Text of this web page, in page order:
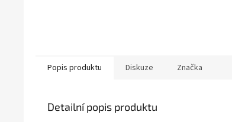
Popis produktu Diskuze Značka
Detailní popis produktu